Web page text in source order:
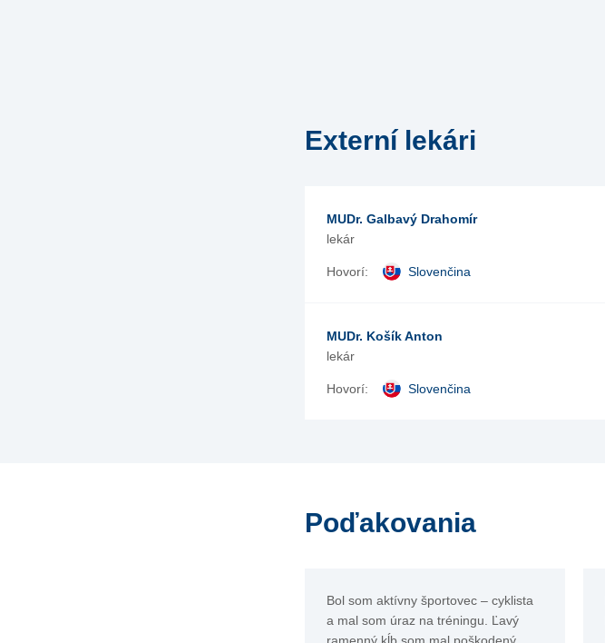
Externí lekári
MUDr. Galbavý Drahomír
lekár
Hovorí: Slovenčina
MUDr. Košík Anton
lekár
Hovorí: Slovenčina
Poďakovania
Bol som aktívny športovec – cyklista
a mal som úraz na tréningu. Ľavý